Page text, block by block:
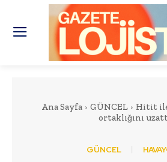
Ana Sayfa GÜNCEL
Hitit
ortaklığını
GÜNCEL